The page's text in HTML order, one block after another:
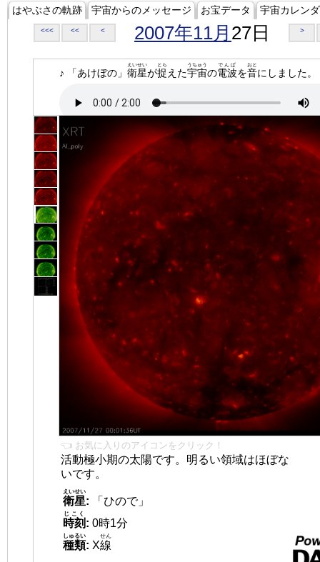
はやぶさの軌跡 宇宙からのメッセージ お宝データ 宇宙カレン
<<< << < 2007年11月 27日 >
♪ 「あけぼの」 衛星
えいせい
が捉
とら
えた宇宙
うちゅう
の電波
でんぱ
を音
おと
にしました。
👈 お気に入りのアイコンをクリック！
活動極小期の太陽です。明るい領域はほぼな
いです。
衛星
えいせい
:
「ひので」
時刻
じこく
: 0時1分
種類
しゅるい
: X線
せん